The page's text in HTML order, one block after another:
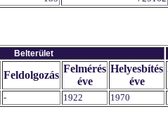
Belterület
Feldolgozás
Felmérés
éve
Helyesbítés
éve
- 1922 1970